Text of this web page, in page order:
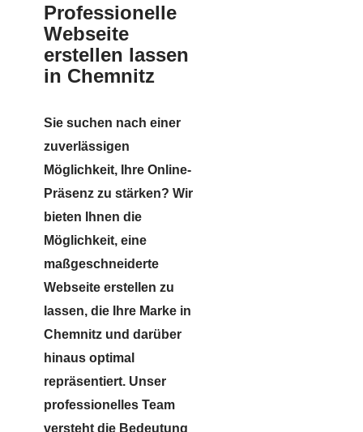
Professionelle
Webseite
erstellen lassen
in Chemnitz
Sie suchen nach einer
zuverlässigen
Möglichkeit, Ihre Online-
Präsenz zu stärken? Wir
bieten Ihnen die
Möglichkeit, eine
maßgeschneiderte
Webseite erstellen zu
lassen, die Ihre Marke in
Chemnitz und darüber
hinaus optimal
repräsentiert. Unser
professionelles Team
versteht die Bedeutung